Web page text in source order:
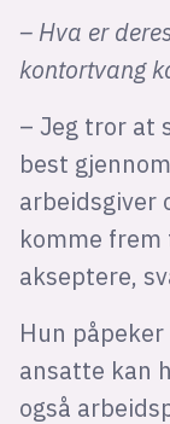
– Hva er
kontortvang
– Jeg tror at
best
arbeidsgiver
komme frem
akseptere,
Hun
ansatte kan
også